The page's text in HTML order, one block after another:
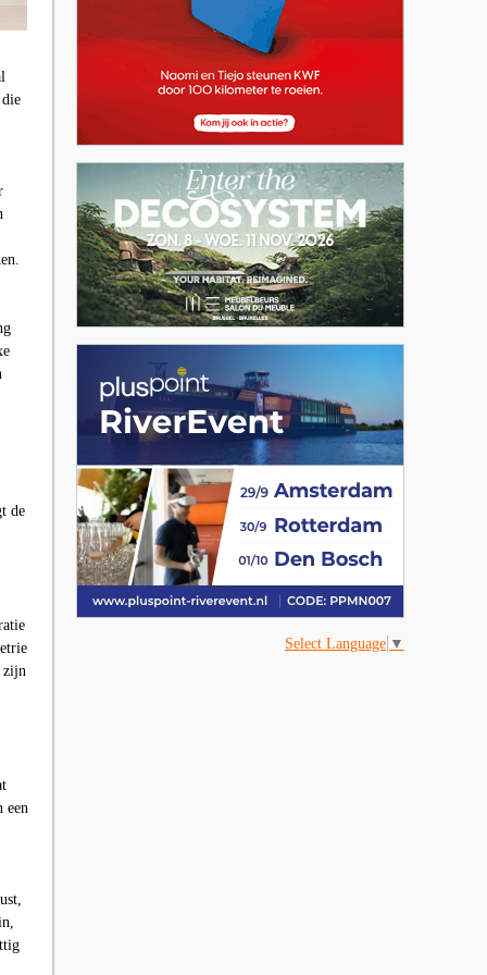
de
zijn
een
Select Language ▼